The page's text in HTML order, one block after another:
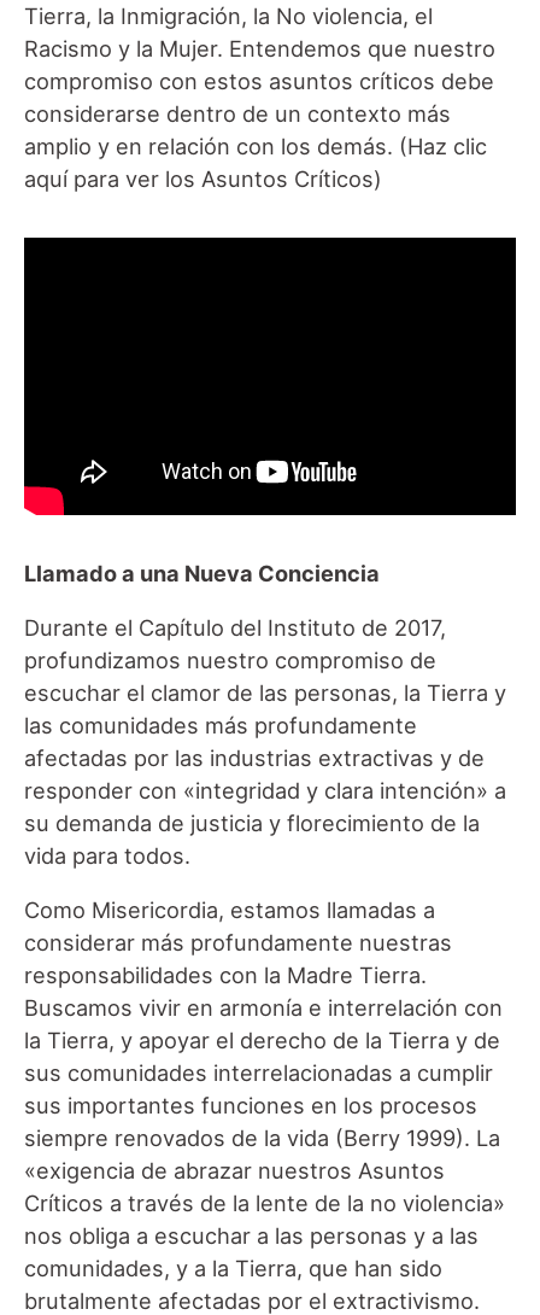
Tierra, la Inmigración, la No violencia, el
Racismo y la Mujer. Entendemos que nuestro
compromiso con estos asuntos críticos debe
considerarse dentro de un contexto más
amplio y en relación con los demás. (Haz clic
aquí para ver los Asuntos Críticos)
Llamado a una Nueva Conciencia
Durante el Capítulo del Instituto de 2017,
profundizamos nuestro compromiso de
escuchar el clamor de las personas, la Tierra y
las comunidades más profundamente
afectadas por las industrias extractivas y de
responder con «integridad y clara intención» a
su demanda de justicia y florecimiento de la
vida para todos.
Como Misericordia, estamos llamadas a
considerar más profundamente nuestras
responsabilidades con la Madre Tierra.
Buscamos vivir en armonía e interrelación con
la Tierra, y apoyar el derecho de la Tierra y de
sus comunidades interrelacionadas a cumplir
sus importantes funciones en los procesos
siempre renovados de la vida (Berry 1999). La
«exigencia de abrazar nuestros Asuntos
Críticos a través de la lente de la no violencia»
nos obliga a escuchar a las personas y a las
comunidades, y a la Tierra, que han sido
brutalmente afectadas por el extractivismo.